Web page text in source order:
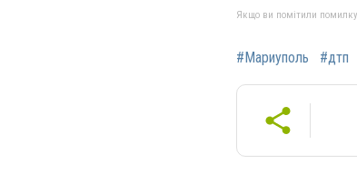
Якщо ви помітили помилку,
#Мариуполь #дтп